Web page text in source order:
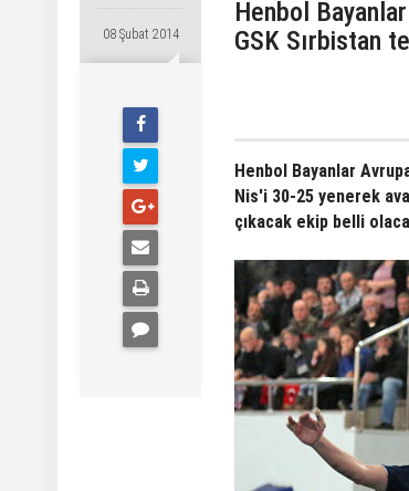
08 Şubat 2014
Henbol
GSK Sırbistan
Henbol Bayanlar
Nis'i 30-25 yenerek
çıkacak ekip belli